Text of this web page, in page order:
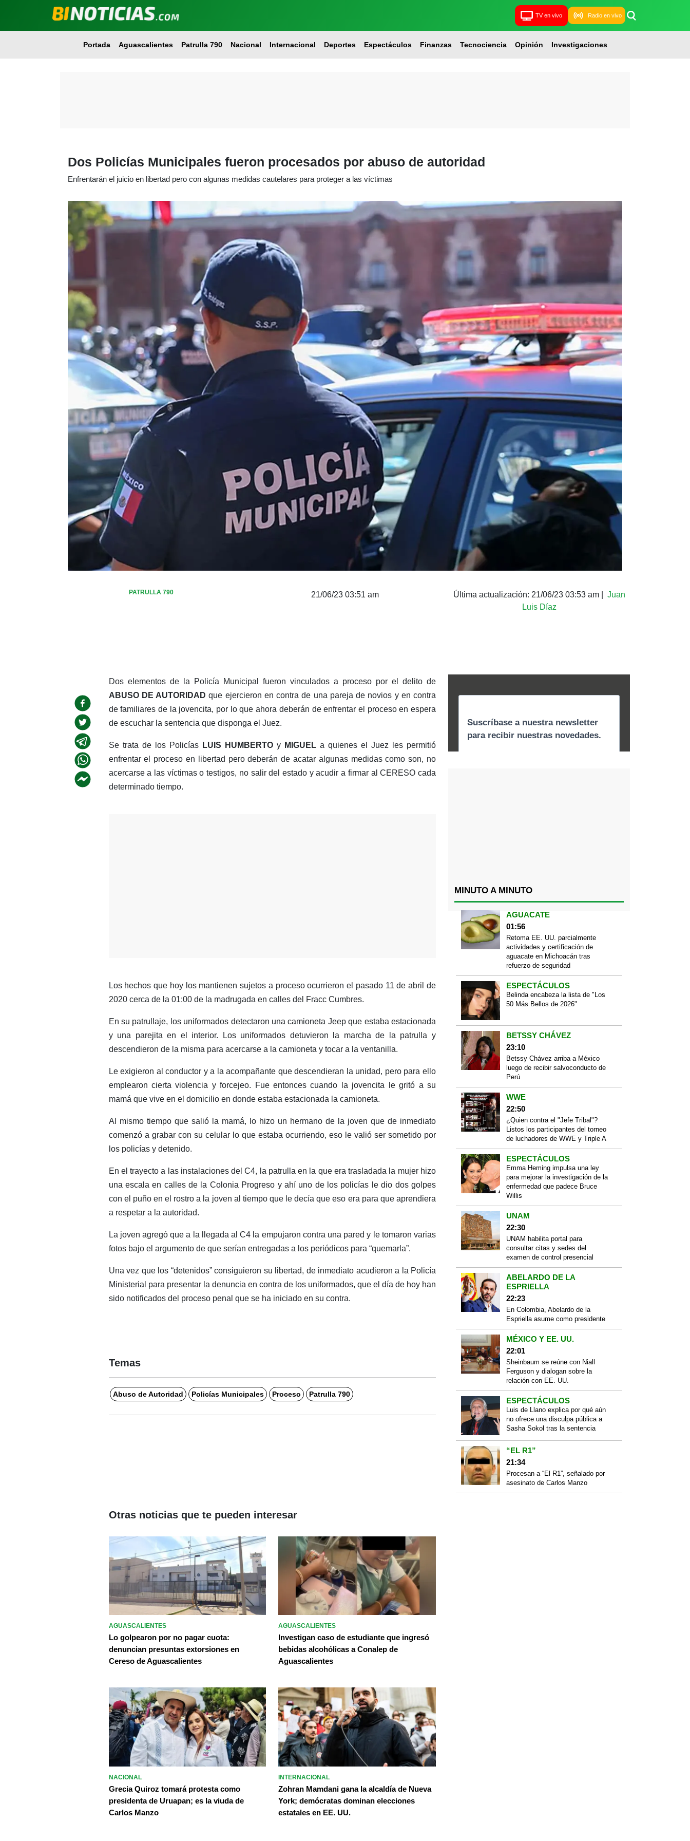
TV en vivo Radio en vivo
Portada Aguascalientes Patrulla 790 Nacional Internacional Deportes Espectáculos Finanzas Tecnociencia Opinión Investigaciones
Dos Policías Municipales fueron procesados por abuso de autoridad
Enfrentarán el juicio en libertad pero con algunas medidas cautelares para proteger a las víctimas
PATRULLA 790 21/06/23 03:51 am Última actualización: 21/06/23 03:53 am|
Juan
Luis Díaz
Dos elementos de la Policía Municipal fueron vinculados a proceso por el delito de
ABUSO DE AUTORIDAD que ejercieron en contra de una pareja de novios y en contra
de familiares de la jovencita, por lo que ahora deberán de enfrentar el proceso en espera
de escuchar la sentencia que disponga el Juez.
Se trata de los Policías LUIS HUMBERTOy MIGUELa quienes el Juez les permitió
enfrentar el proceso en libertad pero deberán de acatar algunas medidas como son, no
acercarse a las víctimas o testigos, no salir del estado y acudir a firmar al CERESO cada
determinado tiempo.
Los hechos que hoy los mantienen sujetos a proceso ocurrieron el pasado 11 de abril de
2020 cerca de la 01:00 de la madrugada en calles del Fracc Cumbres.
En su patrullaje, los uniformados detectaron una camioneta Jeep que estaba estacionada
y una parejita en el interior. Los uniformados detuvieron la marcha de la patrulla y
descendieron de la misma para acercarse a la camioneta y tocar a la ventanilla.
Le exigieron al conductor y a la acompañante que descendieran la unidad, pero para ello
emplearon cierta violencia y forcejeo. Fue entonces cuando la jovencita le gritó a su
mamá que vive en el domicilio en donde estaba estacionada la camioneta.
Al mismo tiempo que salió la mamá, lo hizo un hermano de la joven que de inmediato
comenzó a grabar con su celular lo que estaba ocurriendo, eso le valió ser sometido por
los policías y detenido.
En el trayecto a las instalaciones del C4, la patrulla en la que era trasladada la mujer hizo
una escala en calles de la Colonia Progreso y ahí uno de los policías le dio dos golpes
con el puño en el rostro a la joven al tiempo que le decía que eso era para que aprendiera
a respetar a la autoridad.
La joven agregó que a la llegada al C4 la empujaron contra una pared y le tomaron varias
fotos bajo el argumento de que serían entregadas a los periódicos para “quemarla”.
Una vez que los “detenidos” consiguieron su libertad, de inmediato acudieron a la Policía
Ministerial para presentar la denuncia en contra de los uniformados, que el día de hoy han
sido notificados del proceso penal que se ha iniciado en su contra.
Temas
Abuso de Autoridad Policías Municipales Proceso Patrulla 790
MINUTO A MINUTO
AGUACATE
01:56
Retoma EE. UU. parcialmente
actividades y certificación de
aguacate en Michoacán tras
refuerzo de seguridad
ESPECTÁCULOS
Belinda encabeza la lista de "Los
50 Más Bellos de 2026"
BETSSY CHÁVEZ
23:10
Betssy Chávez arriba a México
luego de recibir salvoconducto de
Perú
WWE
22:50
¿Quien contra el "Jefe Tribal"?
Listos los participantes del torneo
de luchadores de WWE y Triple A
ESPECTÁCULOS
Emma Heming impulsa una ley
para mejorar la investigación de la
enfermedad que padece Bruce
Willis
UNAM
22:30
UNAM habilita portal para
consultar citas y sedes del
examen de control presencial
ABELARDO DE LA
ESPRIELLA
22:23
En Colombia, Abelardo de la
Espriella asume como presidente
MÉXICO Y EE. UU.
22:01
Sheinbaum se reúne con Niall
Ferguson y dialogan sobre la
relación con EE. UU.
ESPECTÁCULOS
Luis de Llano explica por qué aún
no ofrece una disculpa pública a
Sasha Sokol tras la sentencia
“EL R1”
21:34
Procesan a “El R1”, señalado por
asesinato de Carlos Manzo
Otras noticias que te pueden interesar
AGUASCALIENTES
Lo golpearon por no pagar cuota:
denuncian presuntas extorsiones en
Cereso de Aguascalientes
AGUASCALIENTES
Investigan caso de estudiante que ingresó
bebidas alcohólicas a Conalep de
Aguascalientes
NACIONAL
Grecia Quiroz tomará protesta como
presidenta de Uruapan; es la viuda de
Carlos Manzo
INTERNACIONAL
Zohran Mamdani gana la alcaldía de Nueva
York; demócratas dominan elecciones
estatales en EE. UU.